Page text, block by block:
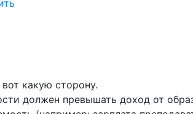
какую сторону.
должен превышать доход от